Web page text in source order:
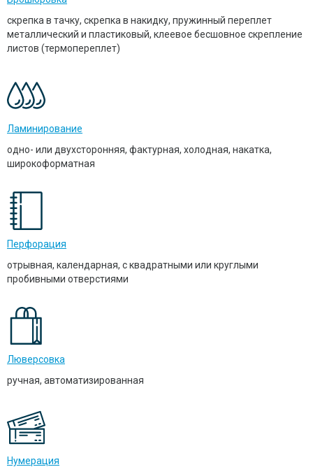
скрепка в тачку, скрепка в накидку, пружинный переплет
металлический и пластиковый, клеевое бесшовное скрепление
листов (термопереплет)
Ламинирование
одно- или двухсторонняя, фактурная, холодная, накатка,
широкоформатная
Перфорация
отрывная, календарная, с квадратными или круглыми
пробивными отверстиями
Люверсовка
ручная, автоматизированная
Нумерация